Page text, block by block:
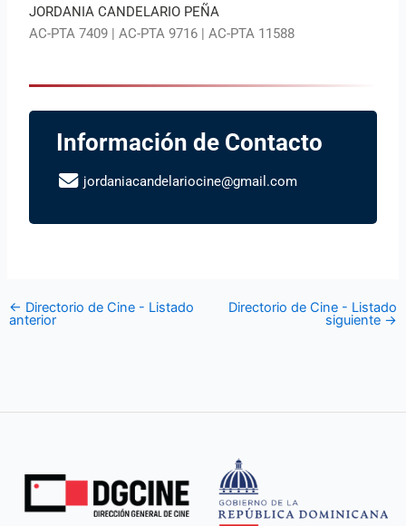
JORDANIA CANDELARIO PEÑA
AC-PTA 7409 | AC-PTA 9716 | AC-PTA 11588
Información de Contacto
jordaniacandelariocine@gmail.com
← Directorio de Cine - Listado
anterior
Directorio de Cine - Listado
siguiente →